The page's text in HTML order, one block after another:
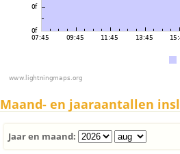
Maand- en jaaraantallen
Jaar en maand: